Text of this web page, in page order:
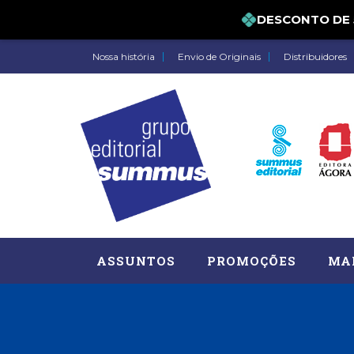
DESCONTO DE
Nossa história Envio de Originais Distribuidores
ASSUNTOS PROMOÇÕES